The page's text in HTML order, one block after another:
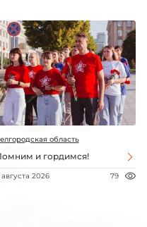
область
и гордимся!
августа 2026 79